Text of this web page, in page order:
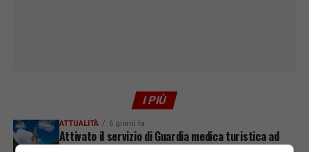
I PIÙ
ATTUALITÀ 6 giorni fa
Attivato il servizio di Guardia medica turistica ad